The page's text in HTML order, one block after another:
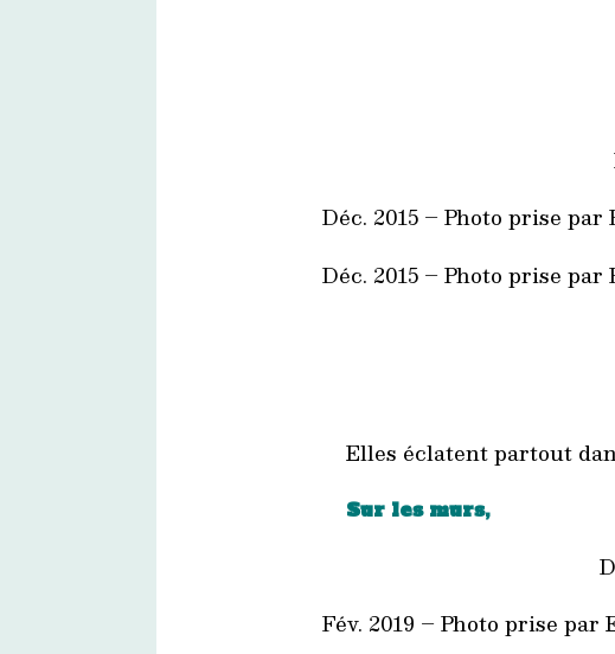
Déc. 2015 – Photo prise
Déc. 2015 – Photo prise
Elles éclatent partout
Sur les murs,
Fév. 2019 – Photo prise par